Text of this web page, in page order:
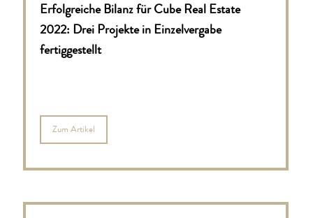
Erfolgreiche Bilanz für Cube Real Estate
2022: Drei Projekte in Einzelvergabe
fertiggestellt
Zum Artikel